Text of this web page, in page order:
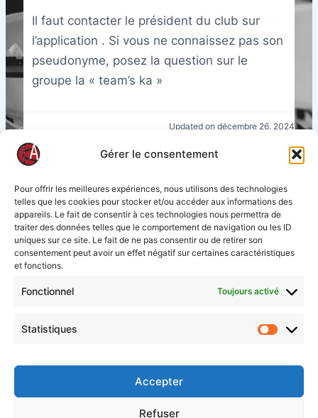
Gérer le consentement
Pour offrir les meilleures expériences, nous utilisons des technologies
telles que les cookies pour stocker et/ou accéder aux informations des
appareils. Le fait de consentir à ces technologies nous permettra de
traiter des données telles que le comportement de navigation ou les ID
uniques sur ce site. Le fait de ne pas consentir ou de retirer son
consentement peut avoir un effet négatif sur certaines caractéristiques
et fonctions.
Fonctionnel Toujours activé
Statistiques
Accepter
Refuser
Il faut contacter le président du club sur
l’application . Si vous ne connaissez pas son
pseudonyme, posez la question sur le
groupe la « team’s ka »
Updated on décembre 26, 2024
What are your Feelings
gentleman KA ?
intégrer le club des
Politique de cookies (UE)
Nous contacter